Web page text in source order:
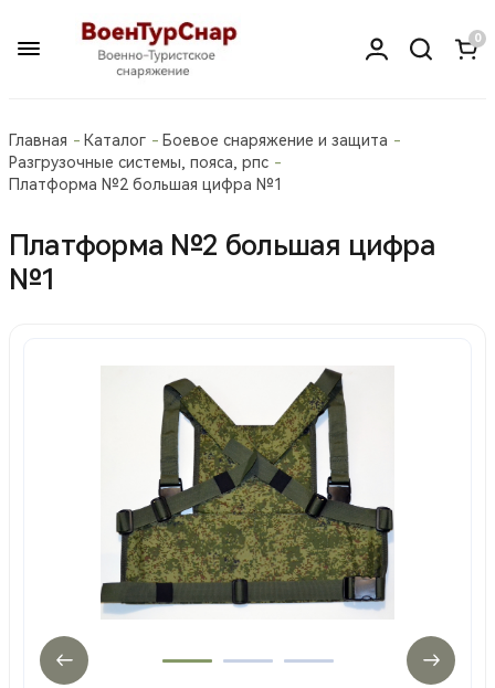
0
Главная Каталог
Боевое снаряжение и защита
Разгрузочные системы, пояса, рпс
Платформа №2 большая цифра №1
Платформа №2 большая цифра
№1